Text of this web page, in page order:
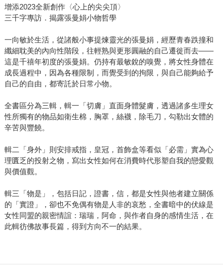
增添2023全新創作〈心上的尖尖頂〉
三千字專訪．揭露張曼娟小物哲學
一向敏於生活，從諸般小事提煉靈光的張曼娟，經歷青春跌撞和
纖細耽美的內向性階段，往輕熟與更形圓融的自己遷徙而去——
這是千禧年初度的張曼娟。仍持有最敏銳的嗅覺，將女性身體在
成長過程中，因為各種限制，而覺受到的拘限，與自己能夠給予
自己的自由，都寄託於日常小物。
全書區分為三輯，輯一「切膚」直面身體髮膚，透過諸多生理女
性所獨有的物品如衛生棉，胸罩，絲襪，除毛刀，勾勒出女體的
辛苦與豐饒。
輯二「身外」則安排戒指，皇冠，首飾盒等看似「必需」實為心
理匱乏的投射之物，寫出女性如何在消費時代形塑自我的戀愛觀
與價值觀。
輯三「物是」，包括日記，證書，信，都是女性與他者建立關係
的「實證」，卻也不免偶有物是人非的哀愁，全書暗中的伏線是
女性同盟的親密情誼：瑞瑞，阿命，與作者自身的感情生活，在
此輯彷佛故事長篇，得到方向不一的結果。